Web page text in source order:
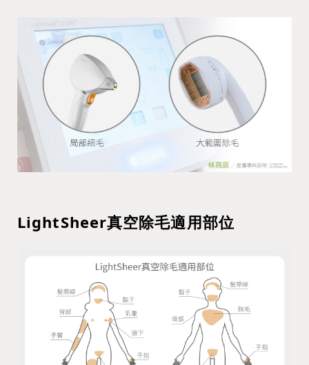
LightSheer真空除毛適用部位